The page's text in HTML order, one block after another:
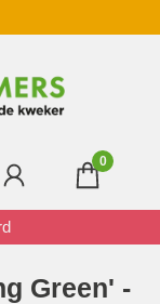
0 items op je
0
Green' -